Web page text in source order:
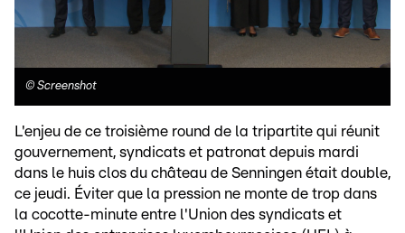
© Screenshot
L'enjeu de ce troisième round de la tripartite qui réunit
gouvernement, syndicats et patronat depuis mardi
dans le huis clos du château de Senningen était double,
ce jeudi. Éviter que la pression ne monte de trop dans
la cocotte-minute entre l'Union des syndicats et